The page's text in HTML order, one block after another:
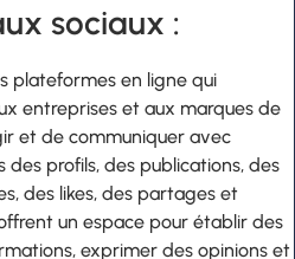
sociaux :
plateformes en ligne qui
entreprises et aux marques de
et de communiquer avec
des profils, des publications, des
des likes, des partages et
un espace pour établir des
exprimer des opinions et